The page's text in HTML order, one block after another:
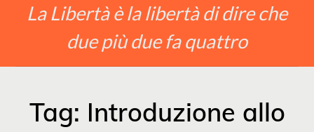
La Libertà è la libertà di dire che
due più due fa quattro
Tag: Introduzione allo